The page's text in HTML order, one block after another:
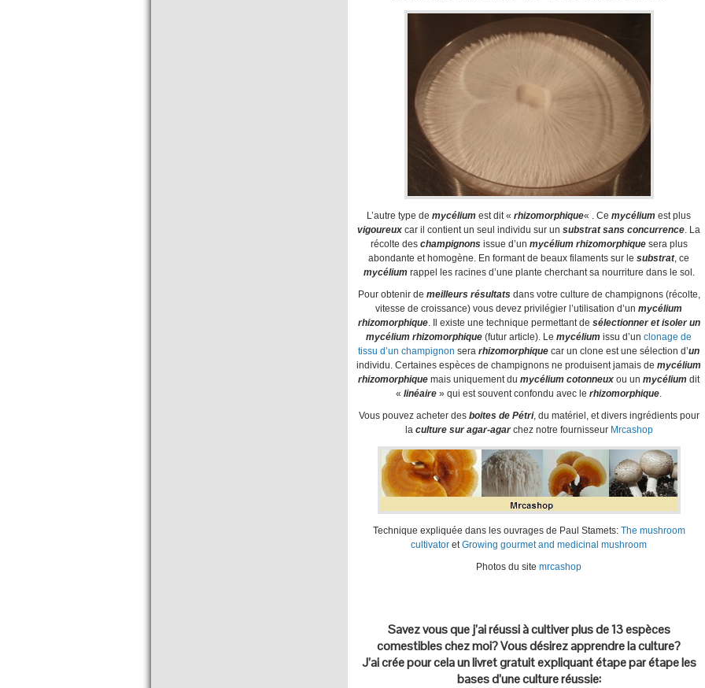
L’autre type de mycélium est dit « rhizomorphique« . Ce mycélium est plus
vigoureux car il contient un seul individu sur un substrat sans concurrence. La
récolte des champignons issue d’un mycélium rhizomorphiquesera plus
abondante et homogène. En formant de beaux filaments sur le substrat, ce
mycéliumrappel les racines d’une plante cherchant sa nourriture dans le sol.
Pour obtenir de meilleurs résultats dans votre culture de champignons (récolte,
vitesse de croissance) vous devez privilégier l’utilisation d’un mycélium
rhizomorphique. Il existe une technique permettant de sélectionner et isoler un
mycélium rhizomorphique (futur article). Le mycélium issu d’un clonage de
tissu d’un champignon sera rhizomorphique car un clone est une sélection d’un
individu. Certaines espèces de champignons ne produisent jamais de mycélium
rhizomorphique mais uniquement du mycélium cotonneux ou un mycélium dit
« linéaire » qui est souvent confondu avec le rhizomorphique.
Vous pouvez acheter des boites de Pétri, du matériel, et divers ingrédients pour
la culture sur agar-agarchez notre fournisseur Mrcashop
Technique expliquée dans les ouvrages de Paul Stamets: The mushroom
cultivator etGrowing gourmet and medicinal mushroom
Photos du site mrcashop
Savez vous que j’ai réussi à cultiver plus de 13 espèces
comestibles chez moi? Vous désirez apprendre la culture?
J’ai crée pour cela un livret gratuit expliquant étape par étape les
bases d’une culture réussie: